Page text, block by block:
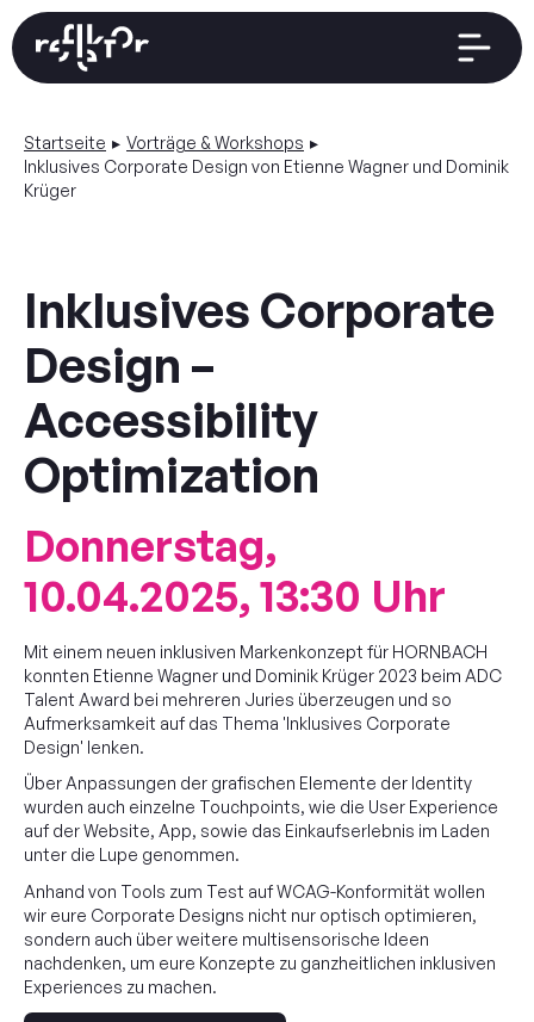
Zeitplan
Gäste
Vorträge & Workshops
Infomail
2023
Startseite
Vorträge & Workshops
Inklusives Corporate Design von Etienne Wagner und Dominik
Krüger
Inklusives Corporate
Design –
Accessibility
Optimization
Donnerstag,
10.04.2025, 13:30 Uhr
Mit einem neuen inklusiven Markenkonzept für HORNBACH
konnten Etienne Wagner und Dominik Krüger 2023 beim ADC
Talent Award bei mehreren Juries überzeugen und so
Aufmerksamkeit auf das Thema 'Inklusives Corporate
Design' lenken.
Über Anpassungen der grafischen Elemente der Identity
wurden auch einzelne Touchpoints, wie die User Experience
auf der Website, App, sowie das Einkaufserlebnis im Laden
unter die Lupe genommen.
Anhand von Tools zum Test auf WCAG-Konformität wollen
wir eure Corporate Designs nicht nur optisch optimieren,
sondern auch über weitere multisensorische Ideen
nachdenken, um eure Konzepte zu ganzheitlichen inklusiven
Experiences zu machen.